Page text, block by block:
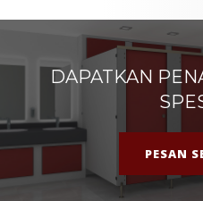
DAPATKAN
PESAN